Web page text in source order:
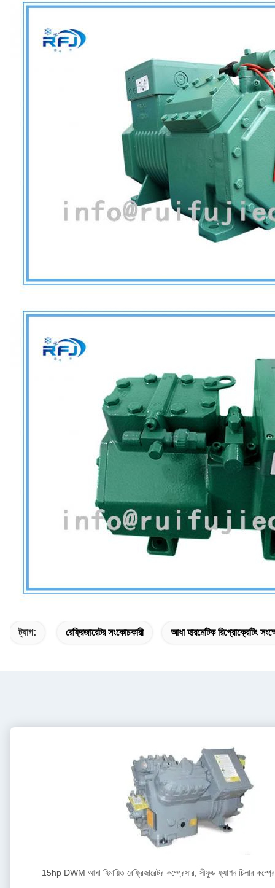
ট্যাগ: রেফ্রিজারেটর সংকোচকারী আধা হারমেটিক রিপ্রোক্রেটিং
15hp DWM আধা হিমায়িত রেফ্রিজারেটর কম্প্রেসার, সীফুড ফ্যাশন চিলার